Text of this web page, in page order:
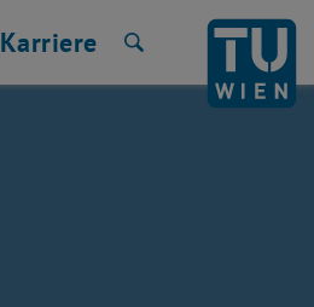
Karriere